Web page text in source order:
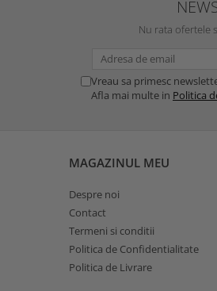
Nu rata ofertele
Vreau sa primesc
Afla mai multe in Politica
MAGAZINUL MEU
Despre noi
Contact
Termeni si conditii
Politica de Confidentialitate
Politica de Livrare